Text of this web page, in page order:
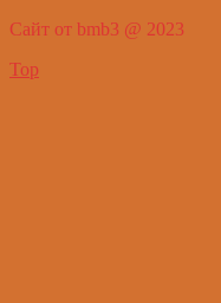
Сайт от bmb3 @ 2023
Top